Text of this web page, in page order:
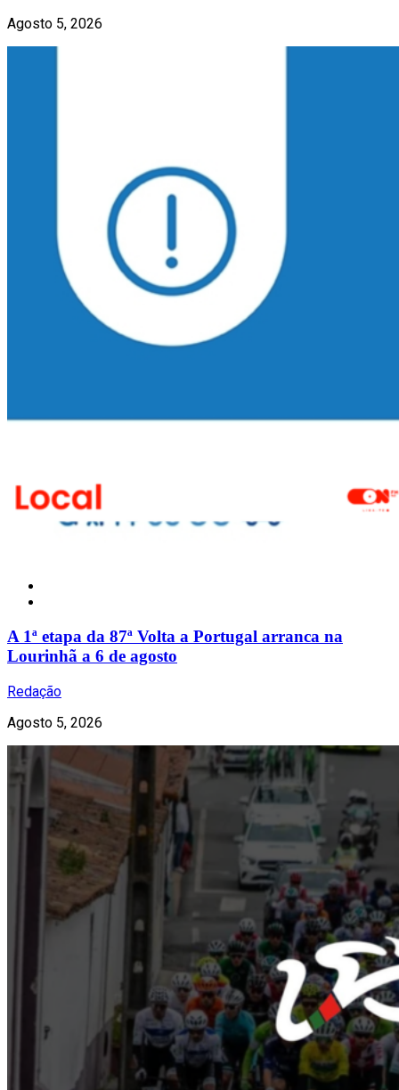
Agosto 5, 2026
A 1ª etapa da 87ª Volta a Portugal arranca na
Lourinhã a 6 de agosto
Redação
Agosto 5, 2026